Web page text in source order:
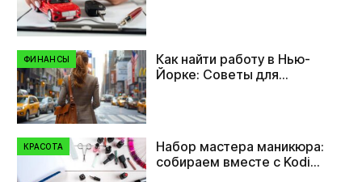
ФИНАНСЫ
Как найти работу в Нью-
Йорке: Советы для
КРАСОТА
Набор мастера маникюра:
собираем вместе с Kodi